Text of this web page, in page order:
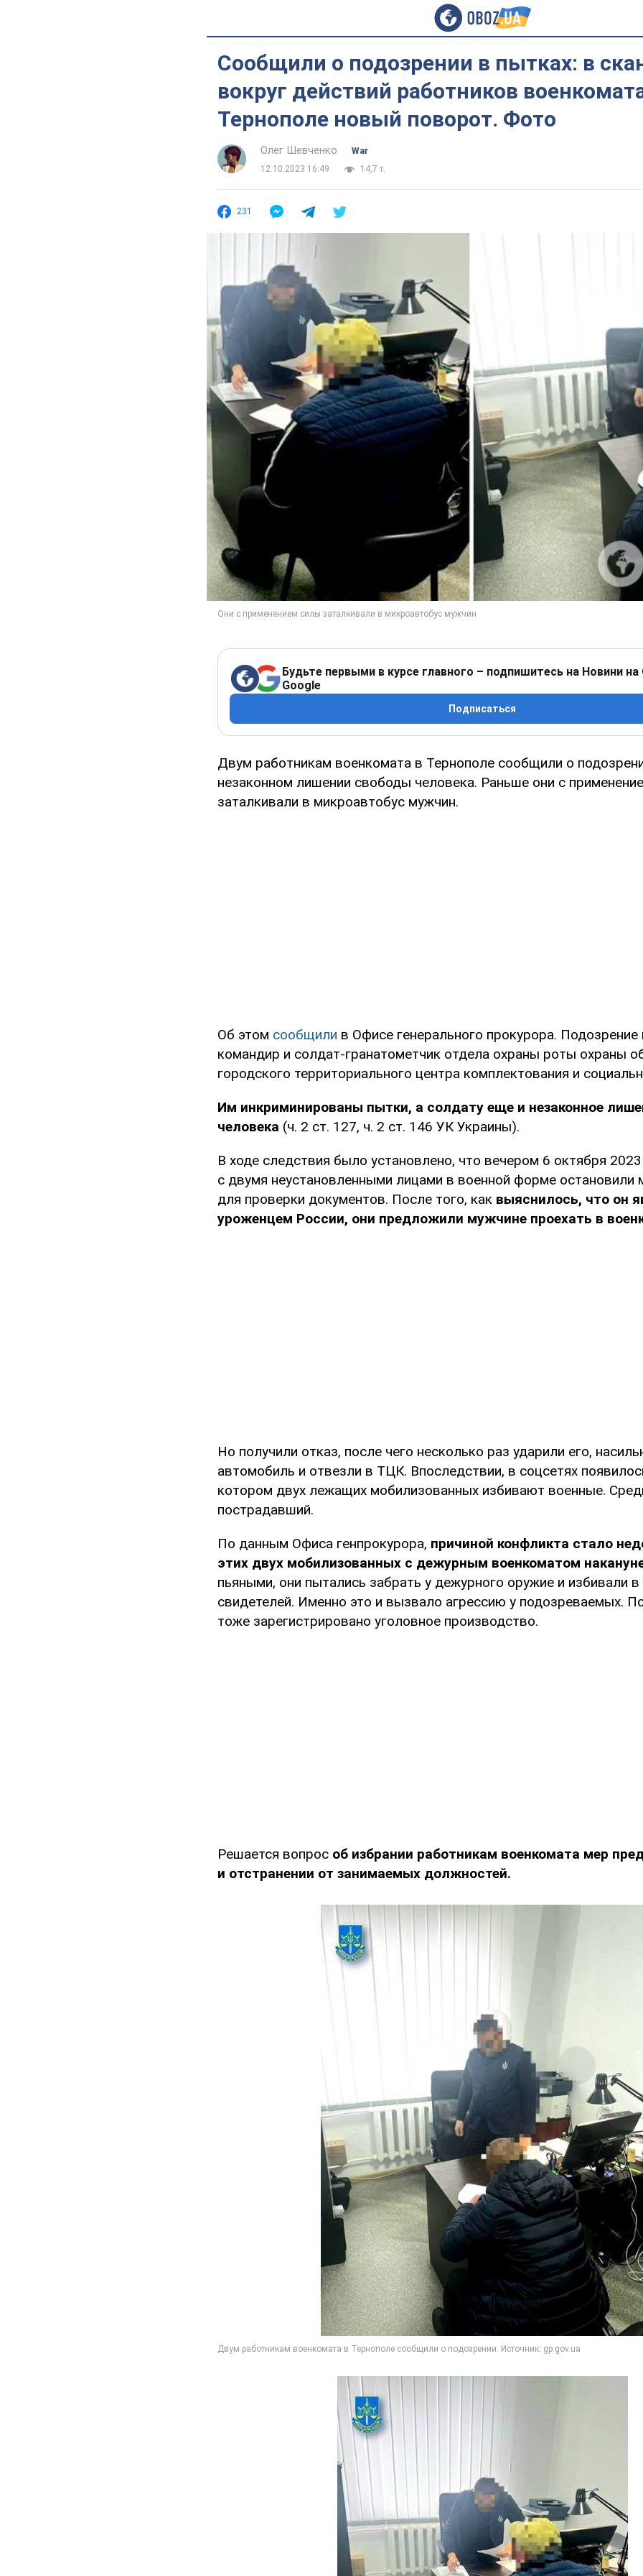
Сообщили о подозрении в пытках: в
вокруг действий работников
Тернополе новый поворот. Фото
Олег Шевченко
War
12.10.2023 16:49
14,7 т.
231
Будьте первыми в курсе главного – подпишитесь на Новини на
Google
Подписаться
Двум работникам военкомата в Тернополе сообщили о
незаконном лишении свободы человека. Раньше они с
заталкивали в микроавтобус мужчин.
Об этом сообщили в Офисе генерального прокурора. Подозрение
командир и солдат-гранатометчик отдела охраны роты охраны
городского территориального центра комплектования и
Им инкриминированы пытки, а солдату еще и незаконное
человека (ч. 2 ст. 127, ч. 2 ст. 146 УК Украины).
В ходе следствия было установлено, что вечером 6 октября
с двумя неустановленными лицами в военной форме остановили
для проверки документов. После того, как выяснилось, что он
уроженцем России, они предложили мужчине проехать в
Но получили отказ, после чего несколько раз ударили его,
автомобиль и отвезли в ТЦК. Впоследствии, в соцсетях
котором двух лежащих мобилизованных избивают военные.
пострадавший.
По данным Офиса генпрокурора, причиной конфликта стало
этих двух мобилизованных с дежурным военкоматом
пьяными, они пытались забрать у дежурного оружие и избивали в
свидетелей. Именно это и вызвало агрессию у подозреваемых.
тоже зарегистрировано уголовное производство.
Решается вопрос об избрании работникам военкомата мер
и отстранении от занимаемых должностей.